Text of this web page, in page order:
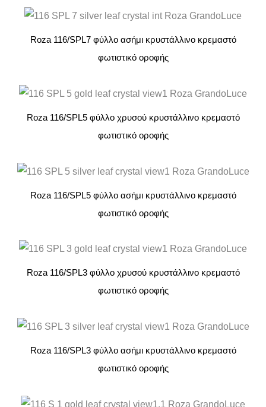
Roza 116/SPL7 φύλλο ασήμι κρυστάλλινο κρεμαστό
φωτιστικό οροφής
Roza 116/SPL5 φύλλο χρυσού κρυστάλλινο κρεμαστό
φωτιστικό οροφής
Roza 116/SPL5 φύλλο ασήμι κρυστάλλινο κρεμαστό
φωτιστικό οροφής
Roza 116/SPL3 φύλλο χρυσού κρυστάλλινο κρεμαστό
φωτιστικό οροφής
Roza 116/SPL3 φύλλο ασήμι κρυστάλλινο κρεμαστό
φωτιστικό οροφής